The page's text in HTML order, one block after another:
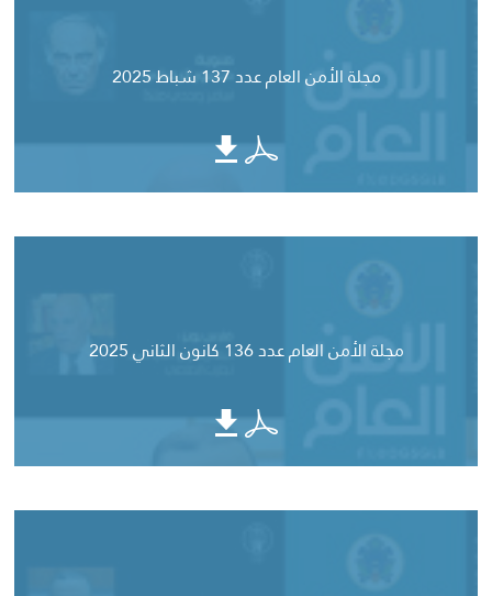
مجلة الأمن العام عدد 137 شباط 2025
مجلة الأمن العام عدد 136 كانون الثاني 2025